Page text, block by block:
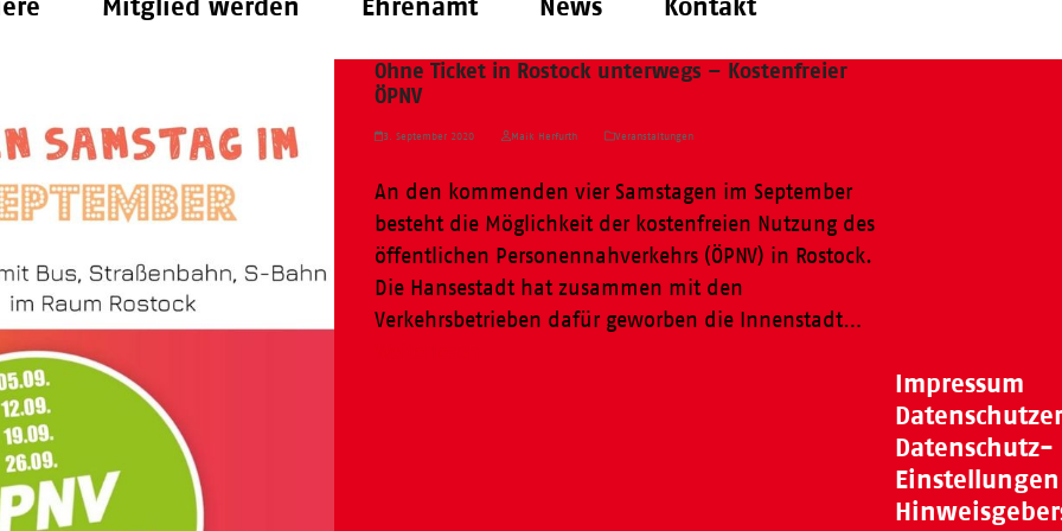
Mitglied werden Ehrenamt News Kontakt
Ohne Ticket in Rostock unterwegs – Kostenfreier
ÖPNV
3. September 2020 Maik Herfurth Veranstaltungen
An den kommenden vier Samstagen im September
besteht die Möglichkeit der kostenfreien Nutzung des
öffentlichen Personennahverkehrs (ÖPNV) in Rostock.
Die Hansestadt hat zusammen mit den
Verkehrsbetrieben dafür geworben die Innenstadt…
Impressum
Datenschutz-
Einstellungen